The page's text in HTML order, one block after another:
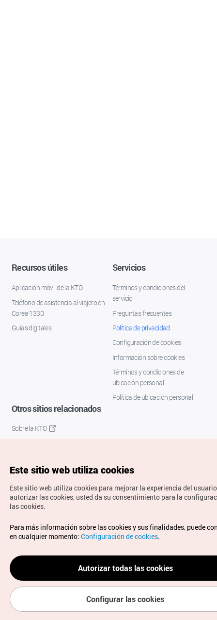
Recursos útiles
Aplicación móvil de la KTO
Teléfono de asistencia al viajero en
Corea 1330
Guías digitales
Servicios
Términos y condiciones del
servicio
Preguntas frecuentes
Política de privacidad
Configuración de cookies
Información sobre cookies
Términos y condiciones de
ubicación personal
Política de ubicación personal
Otros sitios relacionados
Sobre la KTO
Copyrights © Organización de Turismo de Corea. Todos los
derechos reservados.
Para informes de errores y cuestiones relacionadas con el
sitio web, dirija sus consultas al correoelectrónico oficial:
spanish@knto.or.kr
Este sitio web utiliza cookies
Este sitio web utiliza cookies para mejorar la experiencia del
autorizar las cookies, usted da su consentimiento para la
las cookies.
Para más información sobre las cookies y sus finalidades, puede
en cualquier momento: Configuración de cookies.
Autorizar todas las cookies
Configurar las cookies